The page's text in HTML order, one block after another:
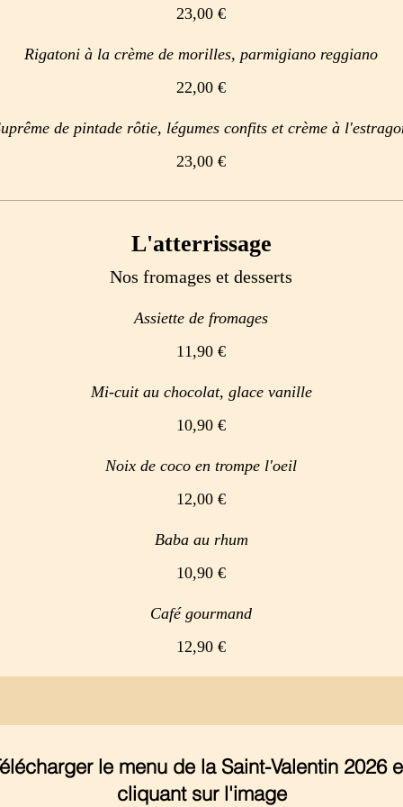
23,00 €
Rigatoni à la crème de morilles, parmigiano reggiano
22,00 €
de pintade rôtie, légumes confits et crème à
23,00 €
L'atterrissage
Nos fromages et desserts
Assiette de fromages
11,90 €
Mi-cuit au chocolat, glace vanille
10,90 €
Noix de coco en trompe l'oeil
12,00 €
Baba au rhum
10,90 €
Café gourmand
12,90 €
le menu de la Saint-Valentin 2026
cliquant sur l'image